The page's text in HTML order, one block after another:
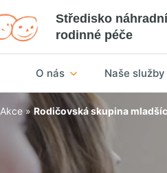
Středisko náhradní
rodinné péče
O nás Naše služby
Akce » Rodičovská skupina